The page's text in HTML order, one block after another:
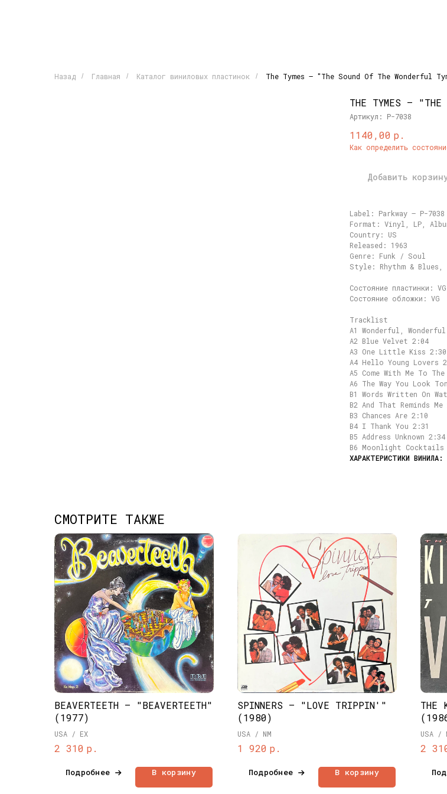
Назад / Главная / Каталог виниловых пластинок / The Tymes – "The Sound Of The Wonderful
THE TYMES – "THE
Артикул: P-7038
1140,00 р.
Как определить
Добавить
Label: Parkway – P-7038
Format: Vinyl, LP,
Country: US
Released: 1963
Genre: Funk / Soul
Style: Rhythm & Blues,
Состояние пластинки:
Состояние обложки: VG
Tracklist
A1 Wonderful,
A2 Blue Velvet 2:04
A3 One Little Kiss 2:30
A4 Hello Young Lovers
A5 Come With Me To
A6 The Way You Look
B1 Words Written On
B2 And That Reminds Me
B3 Chances Are 2:10
B4 I Thank You 2:31
B5 Address Unknown 2:34
B6 Moonlight Cocktails
СМОТРИТЕ ТАКЖЕ
BEAVERTEETH – "BEAVERTEETH"
(1977)
USA / EX
2 310 р.
Подробнее В корзину
SPINNERS – "LOVE TRIPPIN'"
(1980)
USA / NM
1 920 р.
Подробнее В корзину
THE
USA /
2